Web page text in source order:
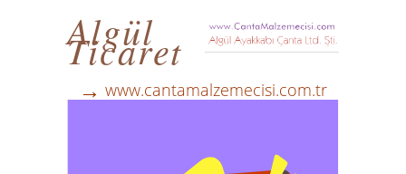
Algül
Ticaret
→ www.cantamalzemecisi.com.tr